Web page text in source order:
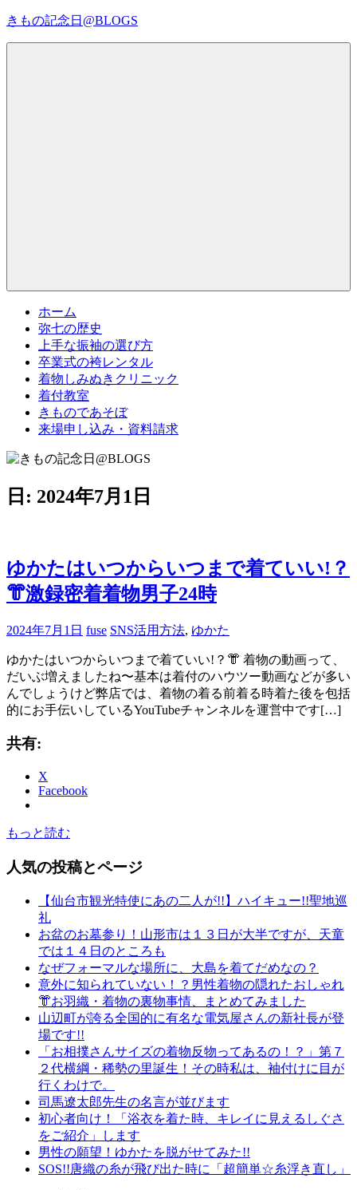
コ
きもの記念日@BLOGS
す。
ホーム
弥七の歴史
上手な振袖の選び方
卒業式の袴レンタル
着物しみぬきクリニック
着付教室
きものであそぼ
来場申し込み・資料請求
日: 2024年7月1日
ゆかたはいつからいつまで着ていい!？
👘激録密着着物男子24時
2024年7月1日 fuse SNS活用方法, ゆかた
ゆかたはいつからいつまで着ていい!？👘 着物の動画って、
だいぶ増えましたね〜基本は着付のハウツー動画などが多い
んでしょうけど弊店では、着物の着る前着る時着た後を包括
的にお手伝いしているYouTubeチャンネルを運営中です[…]
共有:
X
Facebook
もっと読む
人気の投稿とページ
【仙台市観光特使にあの二人が!!】ハイキュー!!聖地巡
礼
お盆のお墓参り！山形市は１３日が大半ですが、天童
では１４日のところも
なぜフォーマルな場所に、大島を着てだめなの？
意外に知られていない！？男性着物の隠れたおしゃれ
👘お羽織・着物の裏物事情、まとめてみました
山辺町が誇る全国的に有名な電気屋さんの新社長が登
場です!!
「お相撲さんサイズの着物反物ってあるの！？」第７
２代横綱・稀勢の里誕生！その時私は、袖付けに目が
行くわけで。
司馬遼太郎先生の名言が並びます
初心者向け！「浴衣を着た時、キレイに見えるしぐさ
をご紹介」します
男性の願望！ゆかたを脱がせてみた!!
SOS!!唐織の糸が飛び出た時に「超簡単☆糸浮き直し」